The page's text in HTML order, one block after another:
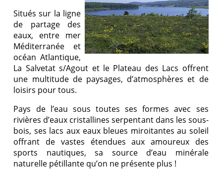
Situés sur la ligne
de partage des
eaux, entre mer
Méditerranée et
océan Atlantique,
La Salvetat s/Agout et le Plateau des Lacs offrent
une multitude de paysages, d’atmosphères et de
loisirs pour tous.
Pays de l’eau sous toutes ses formes avec ses
rivières d’eaux cristallines serpentant dans les sous-
bois, ses lacs aux eaux bleues miroitantes au soleil
offrant de vastes étendues aux amoureux des
sports nautiques, sa source d’eau minérale
naturelle pétillante qu’on ne présente plus !